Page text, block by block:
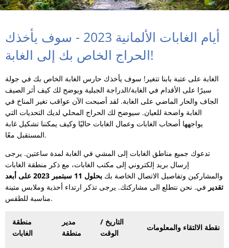
أيام الغابات الألمانية 2023 - سوف يأخذك
الحراج الخاص بك إلى الغابة!
الغابة على عتبة بابنا تتغير! سوف يأخذك حارس الغابة الخاص بك في جولة
سيرًا على الأقدام في الغابة/الدراجة الجبلية ويوضح لك كيف أثر الصيف
الجاف والحار الماضي على الغابة. لقد أصبحت الآن عواقب تغير المناخ في
الغابة واضحة للعيان. سيوضح لك الحراج المحلي لديك التحديات التي
يواجهها أصحاب الغابات وعمال الغابات حاليًا وكيف يمكننا تشكيل غابة
المستقبل معًا.
تدعوك جميع مناطق الغابات إلى المشي في الغابة لمدة ساعتين. يرجى
إرسال بريد إلكتروني إلى مكتب الغابات، مع ذكر منطقة الغابات
والمشاركين وتفاصيل الاتصال الخاصة بك
بحلول 11 سبتمبر 2023 على أبعد
تقدير في. نحن نتطلع الى مشاركتك. يرجى تذكر ارتداء أحذية وملابس متينة
مناسبة للطقس.
منطقة
الغابات
مدير
منطقة
التاريخ /
الوقت
نقطة الالتقاء والمعلومات